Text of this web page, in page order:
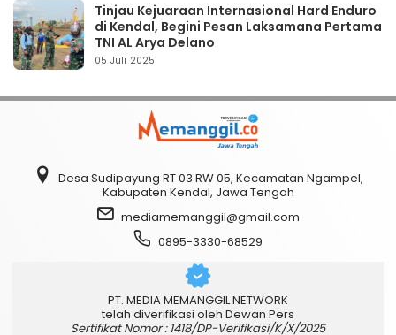
Tinjau Kejuaraan Internasional Hard Enduro
di Kendal, Begini Pesan Laksamana Pertama
TNI AL Arya Delano
05 Juli 2025
Desa Sudipayung RT 03 RW 05, Kecamatan Ngampel,
Kabupaten Kendal, Jawa Tengah
mediamemanggil@gmail.com
0895-3330-68529
PT. MEDIA MEMANGGIL NETWORK
telah diverifikasi oleh Dewan Pers
Sertifikat Nomor : 1418/DP-Verifikasi/K/X/2025